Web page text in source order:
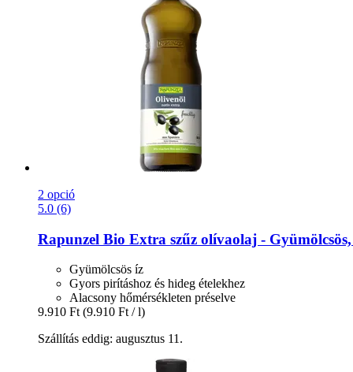
2 opció
5.0 (6)
Rapunzel Bio Extra szűz olívaolaj -​
Gyümölcsös íz
Gyors pirításhoz és hideg ételekhez
Alacsony hőmérsékleten préselve
9.910 Ft (9.910 Ft / l)
Szállítás eddig: augusztus 11.